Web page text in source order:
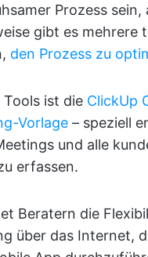
Prozess sein,
gibt es mehrere
den Prozess zu
Tools ist die ClickUp
Vorlage – speziell
und alle
erfassen.
Beratern die
über das Internet,